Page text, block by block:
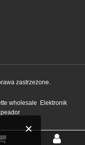
zastrzeżone.
wholesale
Elektronik
temu